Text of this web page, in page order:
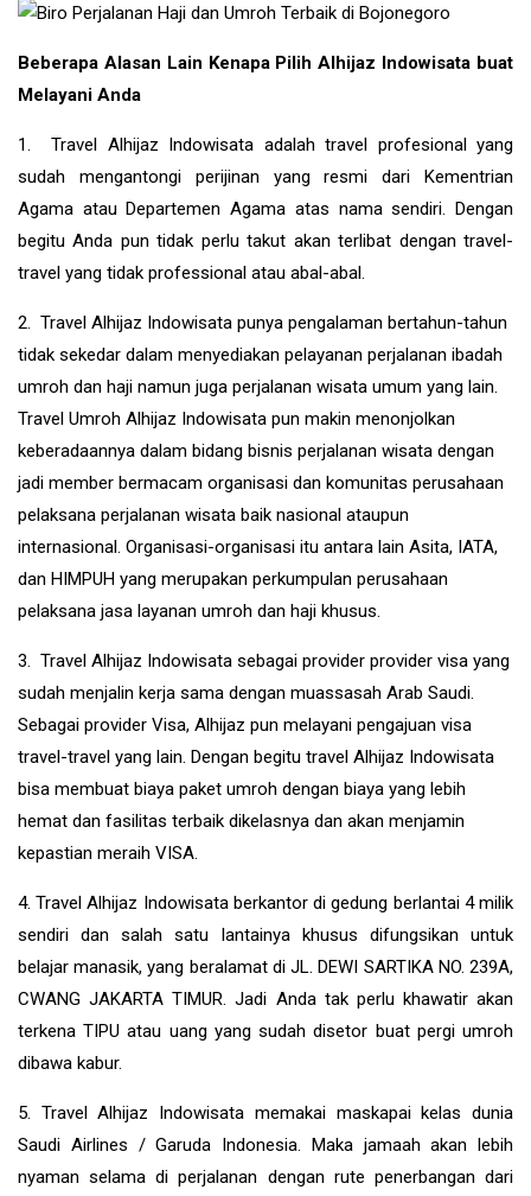
Beberapa Alasan Lain Kenapa Pilih Alhijaz Indowisata buat
Melayani Anda
1. Travel Alhijaz Indowisata adalah travel profesional yang
sudah mengantongi perijinan yang resmi dari Kementrian
Agama atau Departemen Agama atas nama sendiri. Dengan
begitu Anda pun tidak perlu takut akan terlibat dengan travel-
travel yang tidak professional atau abal-abal.
2. Travel Alhijaz Indowisata punya pengalaman bertahun-tahun
tidak sekedar dalam menyediakan pelayanan perjalanan ibadah
umroh dan haji namun juga perjalanan wisata umum yang lain.
Travel Umroh Alhijaz Indowisata pun makin menonjolkan
keberadaannya dalam bidang bisnis perjalanan wisata dengan
jadi member bermacam organisasi dan komunitas perusahaan
pelaksana perjalanan wisata baik nasional ataupun
internasional. Organisasi-organisasi itu antara lain Asita, IATA,
dan HIMPUH yang merupakan perkumpulan perusahaan
pelaksana jasa layanan umroh dan haji khusus.
3. Travel Alhijaz Indowisata sebagai provider provider visa yang
sudah menjalin kerja sama dengan muassasah Arab Saudi.
Sebagai provider Visa, Alhijaz pun melayani pengajuan visa
travel-travel yang lain. Dengan begitu travel Alhijaz Indowisata
bisa membuat biaya paket umroh dengan biaya yang lebih
hemat dan fasilitas terbaik dikelasnya dan akan menjamin
kepastian meraih VISA.
4. Travel Alhijaz Indowisata berkantor di gedung berlantai 4 milik
sendiri dan salah satu lantainya khusus difungsikan untuk
belajar manasik, yang beralamat di JL. DEWI SARTIKA NO. 239A,
CWANG JAKARTA TIMUR. Jadi Anda tak perlu khawatir akan
terkena TIPU atau uang yang sudah disetor buat pergi umroh
dibawa kabur.
5. Travel Alhijaz Indowisata memakai maskapai kelas dunia
Saudi Airlines / Garuda Indonesia. Maka jamaah akan lebih
nyaman selama di perjalanan dengan rute penerbangan dari